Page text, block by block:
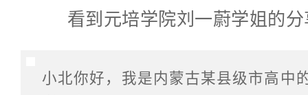
看到元培学院刘一蔚学姐的
小北你好，我是内蒙古某县级市高中